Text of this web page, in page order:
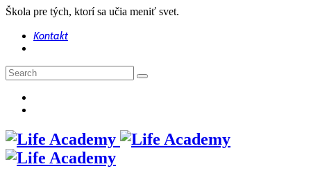
Škola pre tých, ktorí sa učia meniť svet.
Kontakt